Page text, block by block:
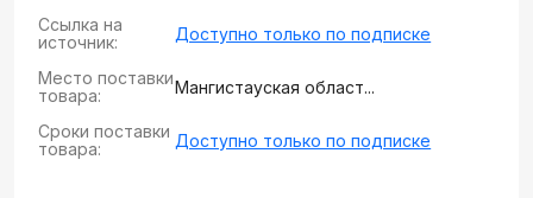
Ссылка на
источник:
Доступно только по подписке
Место поставки
товара:
Мангистауская област...
Сроки поставки
товара:
Доступно только по подписке